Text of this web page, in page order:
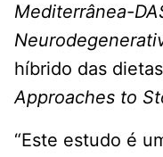
Mediterrânea-
híbrido das
Approaches to
“Este estudo é